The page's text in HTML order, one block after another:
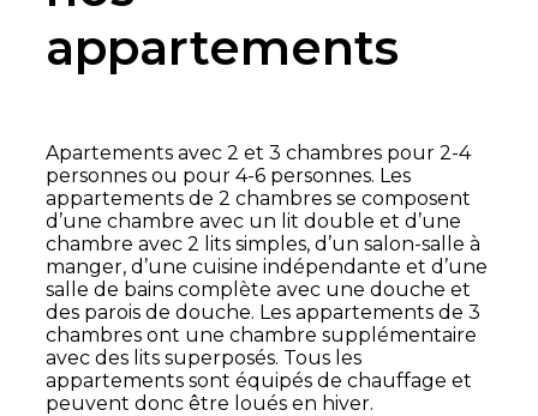
Apartements avec 2 et 3 chambres pour 2-4
personnes ou pour 4-6 personnes. Les
appartements de 2 chambres se composent
d’une chambre avec un lit double et d’une
chambre avec 2 lits simples, d’un salon-salle à
manger, d’une cuisine indépendante et d’une
salle de bains complète avec une douche et
des parois de douche. Les appartements de 3
chambres ont une chambre supplémentaire
avec des lits superposés. Tous les
appartements sont équipés de chauffage et
peuvent donc être loués en hiver.
appartements